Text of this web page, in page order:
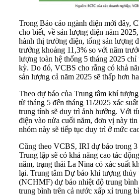
Trong Báo cáo ngành điện mới đây,
cho biết, về sản lượng điện năm
hành thị trường điện, tổng sản lượng
trưởng khoảng 11,3% so với năm
lượng toàn hệ thống 5 tháng 2025
kỳ. Do đó, VCBS cho rằng có khả
sản lượng cả năm 2025 sẽ thấp hơn
Theo dự báo của Trung tâm khí
từ tháng 5 đến tháng 11/2025 xác
trung tính sẽ duy trì ảnh hưởng. Với
điện vào nửa cuối năm, đơn vị này tin
nhóm này sẽ tiếp tục duy trì ở mức
Cũng theo VCBS, IRI dự báo trong 3
Trung lập sẽ có khả năng cao tác
năm, trạng thái La Nina có xác suất
lại. Trung tâm Dự báo khí tượng thủy
(NCHMF) dự báo nhiệt độ trung
trung bình trên cả nước xấp xỉ trung